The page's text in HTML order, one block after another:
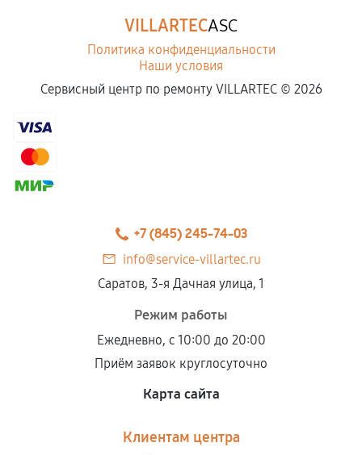
VILLARTECASC
Политика конфиденциальности
Наши условия
Сервисный центр по ремонту VILLARTEC © 2026
+7 (845) 245-74-03
info@service-villartec.ru
Саратов, 3-я Дачная улица, 1
Режим работы
Ежедневно, с 10:00 до 20:00
Приём заявок круглосуточно
Карта сайта
Клиентам центра